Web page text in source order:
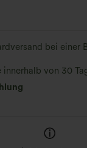
bei einer
innerhalb von 30